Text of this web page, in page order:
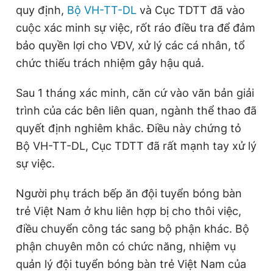
Đọc Thanh Niên trên điện thoại
Theo dõi báo trên
Hotline
0906 645 777
Liên hệ quảng cáo
0908 780 404
Đặt báo
Tổng biên tập: Nguyễn Ngọc Toàn
Phó tổng biên tập thường trực: Hải Thành
Phó tổng biên tập: Lâm Hiếu Dũng
Phó tổng biên tập: Trần Việt Hưng
Tổng thư ký tòa soạn: Đức Trung
Giấy phép xuất bản số 110/GP - BTTTT cấp ngày 24.3.2020
quy định, Bộ VH-TT-DL và Cục TDTT đã vào
cuộc xác minh sự việc, rốt ráo điều tra để đảm
bảo quyền lợi cho VĐV, xử lý các cá nhân, tổ
chức thiếu trách nhiệm gây hậu quả.
Sau 1 tháng xác minh, căn cứ vào văn bản giải
trình của các bên liên quan, ngành thể thao đã
quyết định nghiêm khắc. Điều này chứng tỏ
Bộ VH-TT-DL, Cục TDTT đã rất mạnh tay xử lý
sự việc.
Người phụ trách bếp ăn đội tuyển bóng bàn
trẻ Việt Nam ở khu liên hợp bị cho thôi việc,
điều chuyển công tác sang bộ phận khác. Bộ
phận chuyên môn có chức năng, nhiệm vụ
quản lý đội tuyển bóng bàn trẻ Việt Nam của